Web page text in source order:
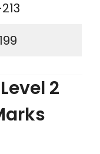
2